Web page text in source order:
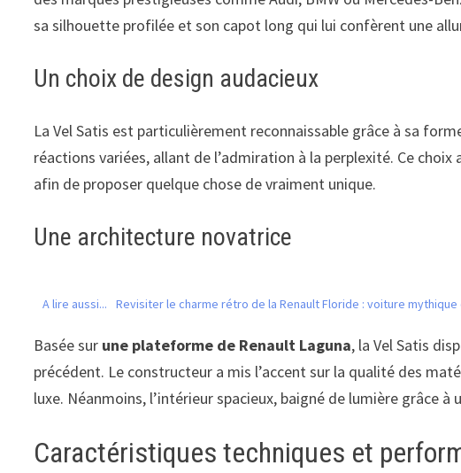
sa silhouette profilée et son capot long qui lui confèrent une
Un choix de design audacieux
La Vel Satis est particulièrement reconnaissable grâce à sa
réactions variées, allant de l’admiration à la perplexité. Ce
afin de proposer quelque chose de vraiment unique.
Une architecture novatrice
A lire aussi... Revisiter le charme rétro de la Renault Floride : voiture mythique
Basée sur une plateforme de Renault Laguna, la Vel Satis
précédent. Le constructeur a mis l’accent sur la qualité des
luxe. Néanmoins, l’intérieur spacieux, baigné de lumière grâce
Caractéristiques techniques et